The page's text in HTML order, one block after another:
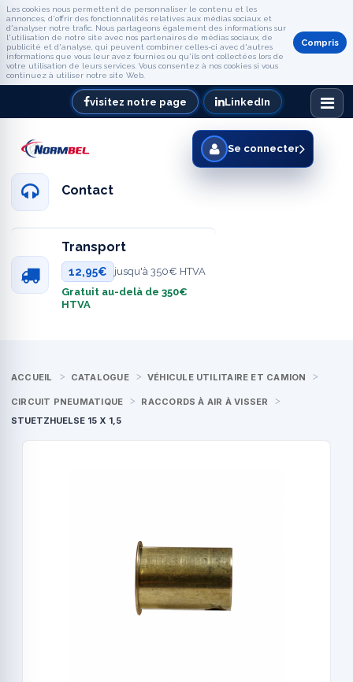
Les cookies nous permettent de personnaliser le contenu et les
annonces, d'offrir des fonctionnalités relatives aux médias sociaux et
d'analyser notre trafic. Nous partageons également des informations sur
l'utilisation de notre site avec nos partenaires de médias sociaux, de
publicité et d'analyse, qui peuvent combiner celles-ci avec d'autres
informations que vous leur avez fournies ou qu'ils ont collectées lors de
votre utilisation de leurs services. Vous consentez à nos cookies si vous
continuez à utiliser notre site Web.
Compris
visitez notre page LinkedIn
Contact
Transport
12,95€
jusqu'à 350€ HTVA
Gratuit au-delà de 350€
HTVA
Se connecter
ACCUEIL CATALOGUE VÉHICULE UTILITAIRE ET CAMION
CIRCUIT PNEUMATIQUE
RACCORDS À AIR À VISSER
STUETZHUELSE 15 X 1,5